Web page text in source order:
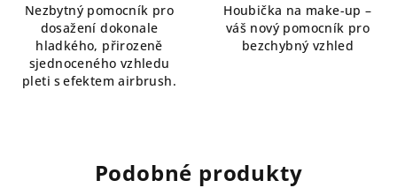
z
5
hvězdiček.
Nezbytný pomocník pro
dosažení dokonale
hladkého, přirozeně
sjednoceného vzhledu
pleti s efektem airbrush.
z
5
hvězdiček.
Houbička na make-up –
váš nový pomocník pro
bezchybný vzhled
Podobné produkty